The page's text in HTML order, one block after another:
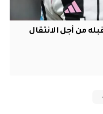
من أجل الانتقال